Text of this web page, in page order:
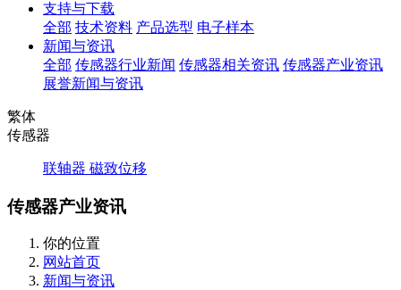
支持与下载
全部 技术资料 产品选型 电子样本
新闻与资讯
全部 传感器行业新闻 传感器相关资讯 传感器产业资讯
展誉新闻与资讯
繁体
传感器
联轴器 磁致位移
传感器产业资讯
你的位置
网站首页
新闻与资讯